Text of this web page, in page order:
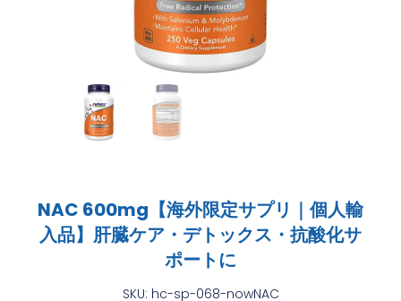
NAC 600mg【海外限定サプリ｜個人輸
入品】肝臓ケア・デトックス・抗酸化サ
ポートに
SKU: hc-sp-068-nowNAC